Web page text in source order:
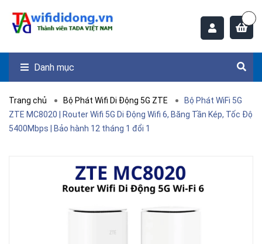
Danh mục
Trang chủ Bộ Phát Wifi Di Động 5G ZTE
Bộ Phát WiFi 5G
ZTE MC8020 | Router Wifi 5G Di Động Wifi 6, Băng Tần Kép, Tốc Độ
5400Mbps | Bảo hành 12 tháng 1 đổi 1